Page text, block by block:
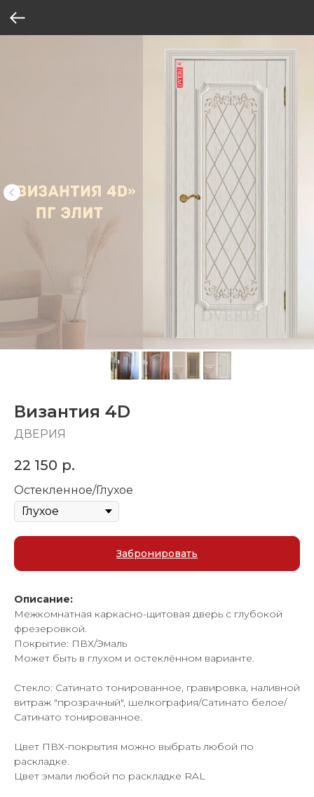
Византия 4D
ДВЕРИЯ
22 150 р.
Остекленное/Глухое
Забронировать
Описание:
Межкомнатная каркасно-щитовая дверь с глубокой
фрезеровкой.
Покрытие: ПВХ/Эмаль
Может быть в глухом и остеклённом варианте.
Стекло: Сатинато тонированное, гравировка, наливной
витраж "прозрачный", шелкография/Сатинато белое/
Сатинато тонированное.
Цвет ПВХ-покрытия можно выбрать любой по
раскладке.
Цвет эмали любой по раскладке RAL